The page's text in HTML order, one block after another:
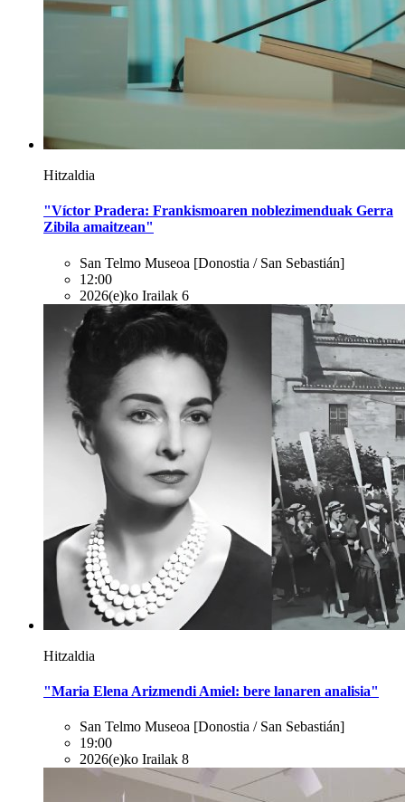
Hitzaldia
"Víctor Pradera: Frankismoaren noblezimenduak Gerra
Zibila amaitzean"
San Telmo Museoa [Donostia / San Sebastián]
12:00
2026(e)ko Irailak 6
Hitzaldia
"Maria Elena Arizmendi Amiel: bere lanaren analisia"
San Telmo Museoa [Donostia / San Sebastián]
19:00
2026(e)ko Irailak 8